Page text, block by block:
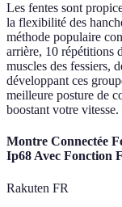
Les fentes sont
la flexibilité des
méthode populaire
arrière, 10 répétitions
muscles des fessiers,
développant ces
meilleure posture de
boostant votre vitesse.
Montre Connectée
Ip68 Avec Fonction
Rakuten FR